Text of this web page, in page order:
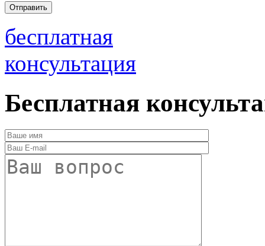
бесплатная
консультация
Бесплатная